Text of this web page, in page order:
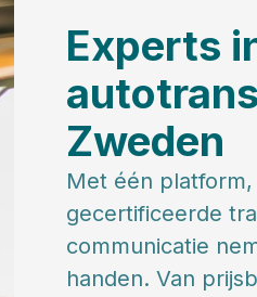
Experts
Zweden
Met één
gecertificeerde
communicatie
handen. Van